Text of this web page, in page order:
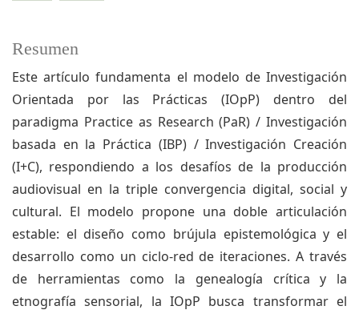
Resumen
Este artículo fundamenta el modelo de Investigación
Orientada por las Prácticas (IOpP) dentro del
paradigma Practice as Research (PaR) / Investigación
basada en la Práctica (IBP) / Investigación Creación
(I+C), respondiendo a los desafíos de la producción
audiovisual en la triple convergencia digital, social y
cultural. El modelo propone una doble articulación
estable: el diseño como brújula epistemológica y el
desarrollo como un ciclo-red de iteraciones. A través
de herramientas como la genealogía crítica y la
etnografía sensorial, la IOpP busca transformar el